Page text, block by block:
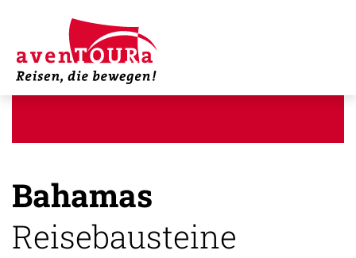
Bahamas
Reisebausteine